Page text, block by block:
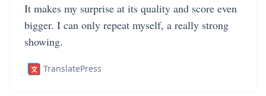
It makes my surprise at its quality and score even
bigger. I can only repeat myself, a really strong
showing.
TranslatePress